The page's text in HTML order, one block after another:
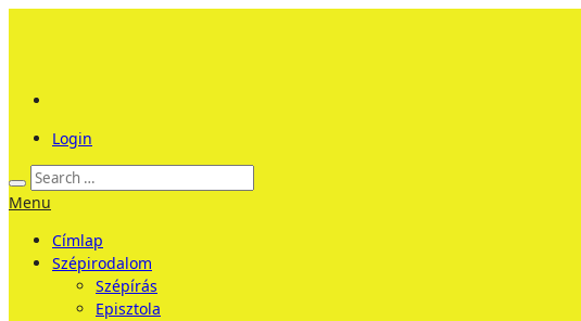
Login
Menu
Címlap
Szépirodalom
Szépírás
Episztola